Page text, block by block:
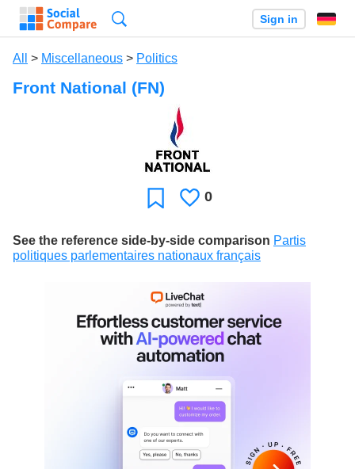
Sign in
All > Miscellaneous > Politics
Front National (FN)
FavoriteLikes
0
See the reference side-by-side comparison Partis
politiques parlementaires nationaux français